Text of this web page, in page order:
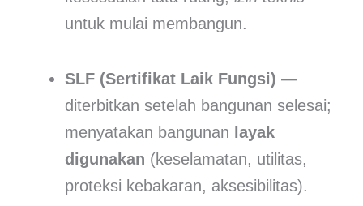
untuk mulai membangun.
SLF (Sertifikat Laik Fungsi) —
diterbitkan setelah bangunan selesai;
menyatakan bangunan layak
digunakan (keselamatan, utilitas,
proteksi kebakaran, aksesibilitas).